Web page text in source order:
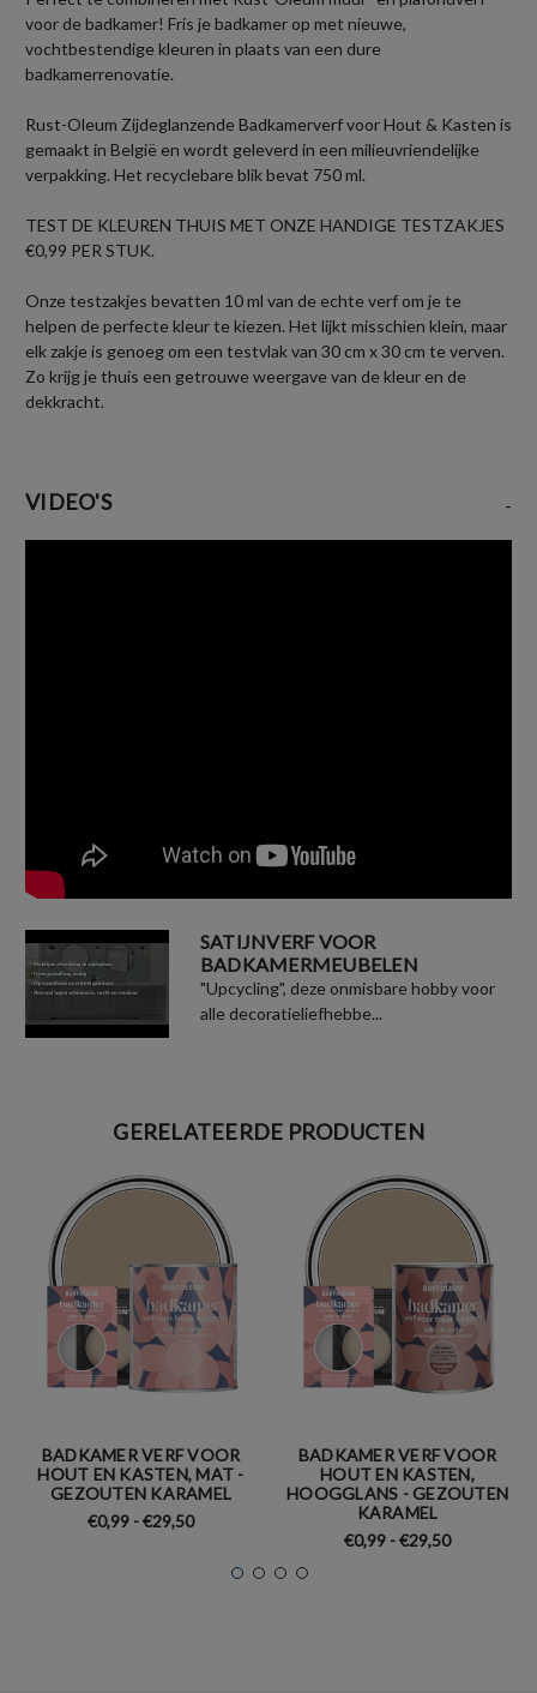
voor de badkamer! Fris je badkamer op met nieuwe,
vochtbestendige kleuren in plaats van een dure
badkamerrenovatie.
Rust-Oleum Zijdeglanzende Badkamerverf voor Hout & Kasten is
gemaakt in België en wordt geleverd in een milieuvriendelijke
verpakking. Het recyclebare blik bevat 750 ml.
TEST DE KLEUREN THUIS MET ONZE HANDIGE TESTZAKJES
€0,99 PER STUK.
Onze testzakjes bevatten 10 ml van de echte verf om je te
helpen de perfecte kleur te kiezen. Het lijkt misschien klein, maar
elk zakje is genoeg om een testvlak van 30 cm x 30 cm te verven.
Zo krijg je thuis een getrouwe weergave van de kleur en de
dekkracht.
VIDEO'S -
SATIJNVERF VOOR
BADKAMERMEUBELEN
"Upcycling", deze onmisbare hobby voor
alle decoratieliefhebbe...
GERELATEERDE PRODUCTEN
BADKAMER VERF VOOR
HOUT EN KASTEN, MAT -
GEZOUTEN KARAMEL
€0,99 - €29,50
BADKAMER VERF VOOR
HOUT EN KASTEN,
HOOGGLANS - GEZOUTEN
KARAMEL
€0,99 - €29,50